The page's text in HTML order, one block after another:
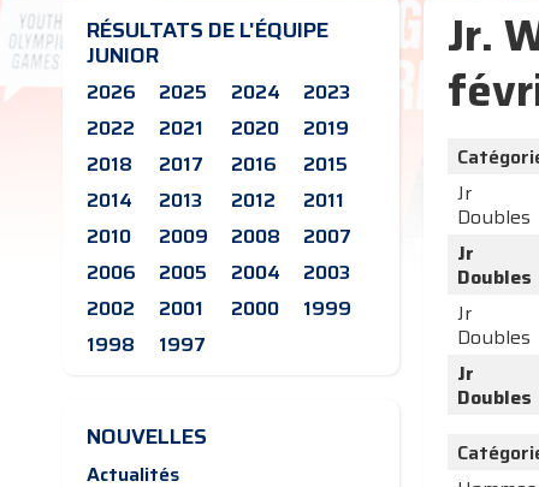
RÉSULTATS DE L'ÉQUIPE
JUNIOR
2026 2025 2024
2023
2022
2021 2020
2019
2018
2017 2016
2015
2014
2013 2012
2011
2010
2009 2008
2007
2006
2005 2004
2003
2002
2001 2000
1999
1998
1997
NOUVELLES
Actualités
Jr.
Jr
Doubles
Jr
Doubles
Jr
Doubles
Jr
Doubles